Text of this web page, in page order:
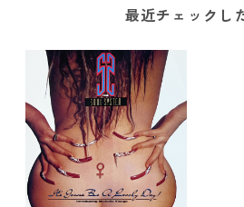
最近チェックし